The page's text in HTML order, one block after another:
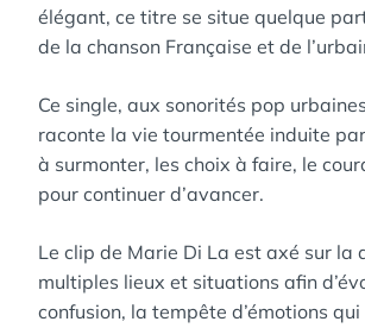
élégant, ce titre se situe quelque
de la chanson Française et de
Ce single, aux sonorités pop
raconte la vie tourmentée induite
à surmonter, les choix à faire, le
pour continuer d’avancer.
Le clip de Marie Di La est axé sur la
multiples lieux et situations afin
confusion, la tempête d’émotions